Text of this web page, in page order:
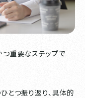
つ重要なステップで
とつ振り返り、具体的